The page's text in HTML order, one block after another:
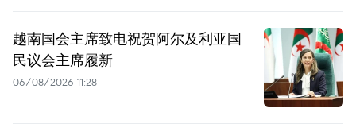
越南国会主席致电祝贺阿尔及利亚国
民议会主席履新
06/08/2026 11:28